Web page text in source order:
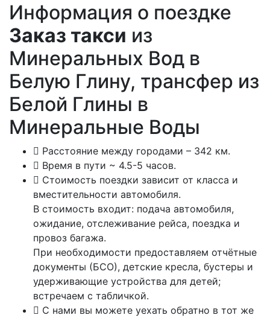
Информация о поездке
Заказ такси из
Минеральных Вод в
Белую Глину, трансфер из
Белой Глины в
Минеральные Воды
Расстояние между городами – 342 км.
Время в пути ~ 4.5-5 часов.
Стоимость поездки зависит от класса и
вместительности автомобиля.
В стоимость входит: подача автомобиля,
ожидание, отслеживание рейса, поездка и
провоз багажа.
При необходимости предоставляем отчётные
документы (БСО), детские кресла, бустеры и
удерживающие устройства для детей;
встречаем с табличкой.
С нами вы можете уехать обратно в тот же